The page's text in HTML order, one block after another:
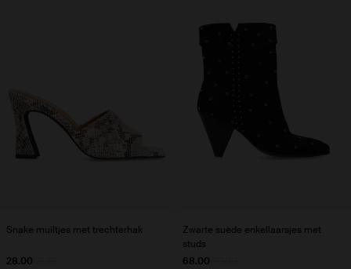
Snake muiltjes met trechterhak
28.00
Zwarte suède enkellaarsjes met
studs
68.00